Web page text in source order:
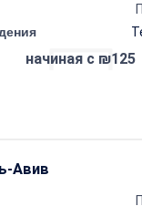
начиная с ₪125
Авив